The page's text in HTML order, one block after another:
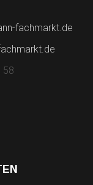
fachmarkt.de
58